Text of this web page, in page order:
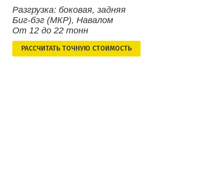
Разгрузка: боковая, задняя
Биг-бэг (МКР), Навалом
От 12 до 22 тонн
РАСCЧИТАТЬ ТОЧНУЮ СТОИМОСТЬ